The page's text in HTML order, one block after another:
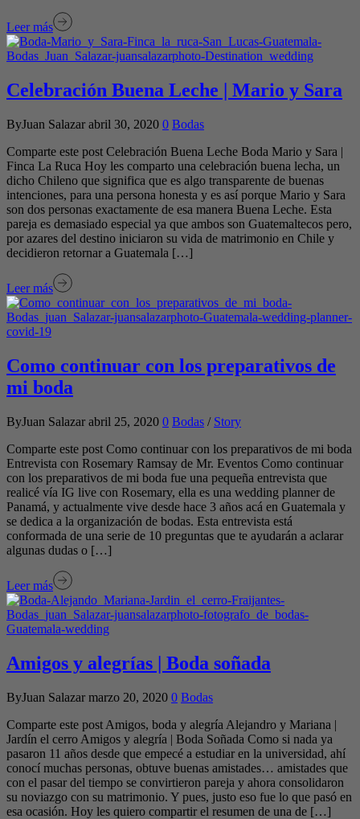
Leer más
Celebración Buena Leche | Mario y Sara
ByJuan Salazar abril 30, 2020 0 Bodas
Comparte este post Celebración Buena Leche Boda Mario y Sara |
Finca La Ruca Hoy les comparto una celebración buena lecha, un
dicho Chileno que significa que es algo transparente de buenas
intenciones, para una persona honesta y es así porque Mario y Sara
son dos personas exactamente de esa manera Buena Leche. Esta
pareja es demasiado especial ya que ambos son Guatemaltecos pero,
por azares del destino iniciaron su vida de matrimonio en Chile y
decidieron retornar a Guatemala […]
Leer más
Como continuar con los preparativos de
mi boda
ByJuan Salazar abril 25, 2020 0 Bodas / Story
Comparte este post Como continuar con los preparativos de mi boda
Entrevista con Rosemary Ramsay de Mr. Eventos Como continuar
con los preparativos de mi boda fue una pequeña entrevista que
realicé vía IG live con Rosemary, ella es una wedding planner de
Panamá, y actualmente vive desde hace 3 años acá en Guatemala y
se dedica a la organización de bodas. Esta entrevista está
conformada de una serie de 10 preguntas que te ayudarán a aclarar
algunas dudas o […]
Leer más
Amigos y alegrías | Boda soñada
ByJuan Salazar marzo 20, 2020 0 Bodas
Comparte este post Amigos, boda y alegría Alejandro y Mariana |
Jardín el cerro Amigos y alegría | Boda Soñada Como si nada ya
pasaron 11 años desde que empecé a estudiar en la universidad, ahí
conocí muchas personas, obtuve buenas amistades… amistades que
con el pasar del tiempo se convirtieron pareja y ahora consolidaron
su noviazgo con su matrimonio. Y pues, justo eso fue lo que pasó en
esa ocasión. Hoy les quiero compartir el resumen de una de […]